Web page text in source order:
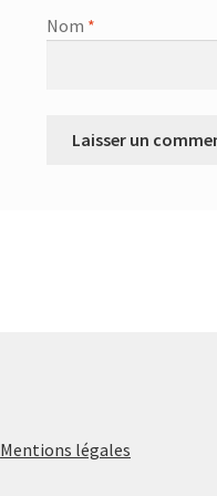
Nom *
Mentions légales